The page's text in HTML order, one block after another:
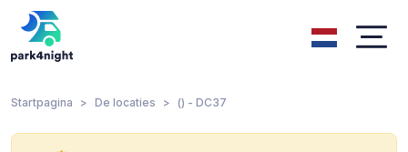
Startpagina De locaties () - DC37